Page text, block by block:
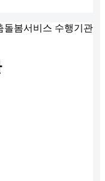
돌봄서비스 수행기관